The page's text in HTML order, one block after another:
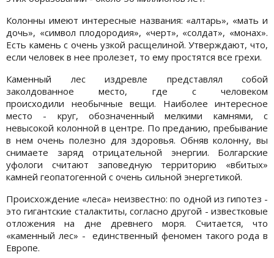
Колонны имеют интересные названия: «алтарь», «мать и
дочь», «символ плодородия», «черт», «солдат», «монах».
Есть камень с очень узкой расщелиной. Утверждают, что,
если человек в нее пролезет, то ему простятся все грехи.
Каменный лес издревле представлял собой
заколдованное место, где с человеком
происходили необычные вещи. Наиболее интересное
место - круг, обозначенный мелкими камнями, с
невысокой колонной в центре. По преданию, пребывание
в нем очень полезно для здоровья. Обняв колонну, вы
снимаете заряд отрицательной энергии. Болгарские
уфологи считают заповедную территорию «вбитых»
камней геопатогенной с очень сильной энергетикой.
Происхождение «леса» неизвестно: по одной из гипотез -
это гигантские сталактиты, согласно другой - известковые
отложения на дне древнего моря. Считается, что
«каменный лес» - единственный феномен такого рода в
Европе.